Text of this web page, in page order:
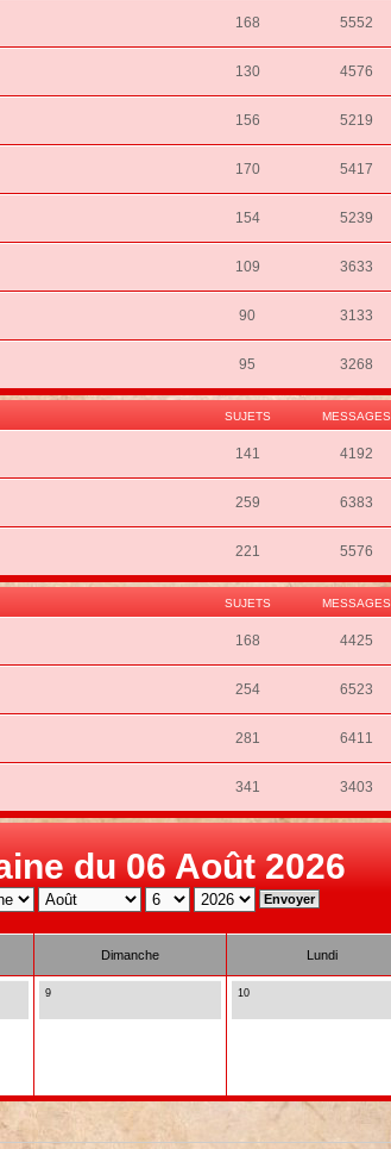
168 5552
130 4576
156 5219
170 5417
154 5239
109 3633
90 3133
95 3268
SUJETS MESSAGES
141 4192
259 6383
221 5576
SUJETS MESSAGES
168 4425
254 6523
281 6411
341 3403
du 06 Août 2026
Dimanche Lundi
9 10